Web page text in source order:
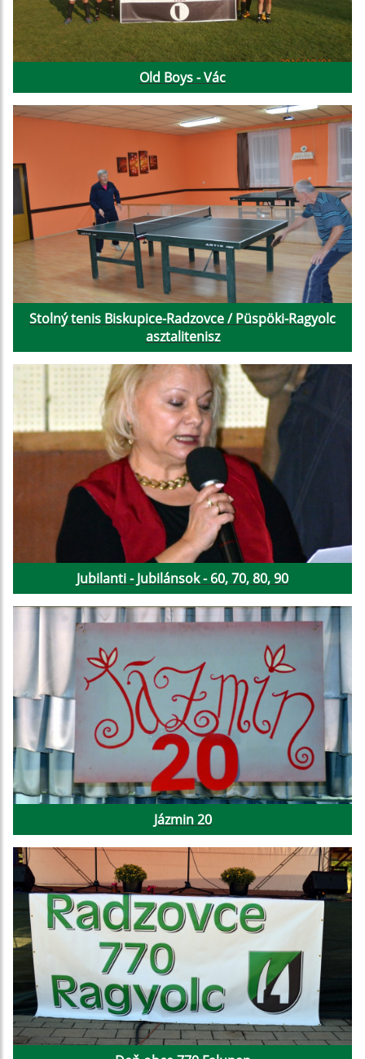
Old Boys - Vác
Stolný tenis Biskupice-Radzovce / Püspöki-Ragyolc
asztalitenisz
Jubilanti - Jubilánsok - 60, 70, 80, 90
Jázmin 20